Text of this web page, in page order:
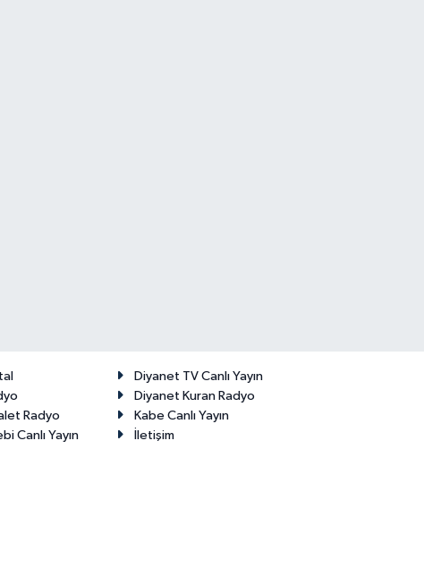
Diyanet TV Canlı Yayın
Diyanet Kuran Radyo
Radyo
Kabe Canlı Yayın
Canlı Yayın
İletişim